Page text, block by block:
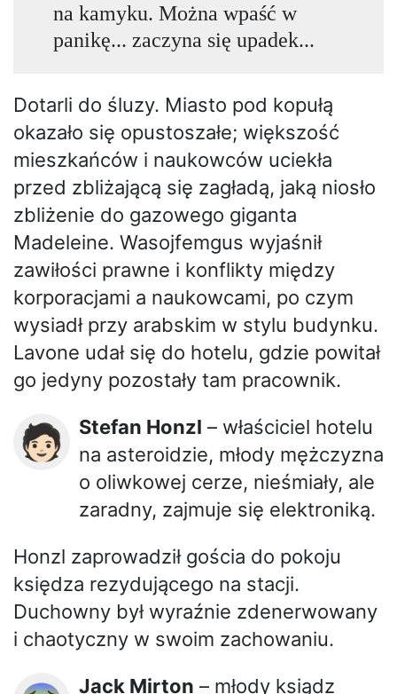
na kamyku. Można wpaść w
panikę... zaczyna się upadek...
Dotarli do śluzy. Miasto pod kopułą
okazało się opustoszałe; większość
mieszkańców i naukowców uciekła
przed zbliżającą się zagładą, jaką niosło
zbliżenie do gazowego giganta
Madeleine. Wasojfemgus wyjaśnił
zawiłości prawne i konflikty między
korporacjami a naukowcami, po czym
wysiadł przy arabskim w stylu budynku.
Lavone udał się do hotelu, gdzie powitał
go jedyny pozostały tam pracownik.
🧑🏻 Stefan Honzl – właściciel hotelu
na asteroidzie, młody mężczyzna
o oliwkowej cerze, nieśmiały, ale
zaradny, zajmuje się elektroniką.
Honzl zaprowadził gościa do pokoju
księdza rezydującego na stacji.
Duchowny był wyraźnie zdenerwowany
i chaotyczny w swoim zachowaniu.
Jack Mirton – młody ksiądz